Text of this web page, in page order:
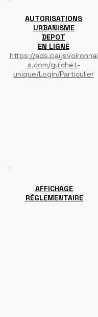
AFFICHAGE
RÉGLEMENTAIRE
AUTORISATIONS
URBANISME
DEPOT
EN LIGNE
https://ads.paysvoironnai
s.com/guichet-
unique/Login/Particulier